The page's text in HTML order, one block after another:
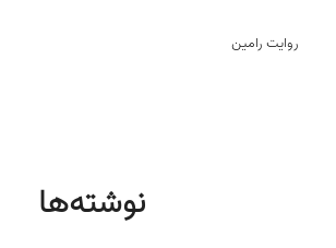
روایت رامین
نوشته‌ها